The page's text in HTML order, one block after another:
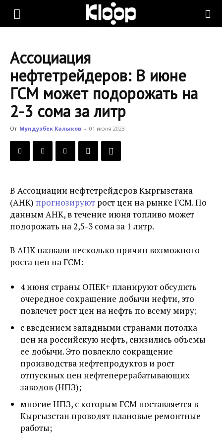
KLOOP.KG
Новости
Кыргызстана
Ассоциация
нефтетрейдеров: В июне
ГСМ может подорожать на
2-3 сома за литр
От Мундузбек Калыков - 01 июня 2023
В Ассоциации нефтетрейдеров Кыргызстана
(АНК) прогнозируют рост цен на рынке ГСМ. По
данным АНК, в течение июня топливо может
подорожать на 2,5-3 сома за 1 литр.
В АНК назвали несколько причин возможного
роста цен на ГСМ:
4 июня страны ОПЕК+ планируют обсудить
очередное сокращение добычи нефти, это
повлечет рост цен на нефть по всему миру;
с введением западными странами потолка
цен на российскую нефть, снизились объемы
ее добычи. Это повлекло сокращение
производства нефтепродуктов и рост
отпускных цен нефтеперерабатывающих
заводов (НПЗ);
многие НПЗ, с которым ГСМ поставляется в
Кыргызстан проводят плановые ремонтные
работы;